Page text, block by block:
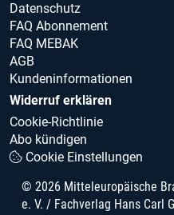
Datenschutz
FAQ Abonnement
FAQ MEBAK
AGB
Kundeninformationen
Widerruf erklären
Cookie-Richtlinie
Abo kündigen
Cookie Einstellungen
© 2026 Mitteleuropäische
e. V. / Fachverlag Hans Carl